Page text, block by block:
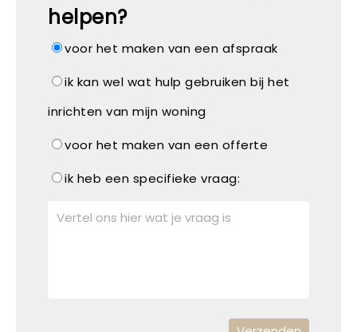
helpen?
voor het maken van een afspraak
ik kan wel wat hulp gebruiken bij het
inrichten van mijn woning
voor het maken van een offerte
ik heb een specifieke vraag: